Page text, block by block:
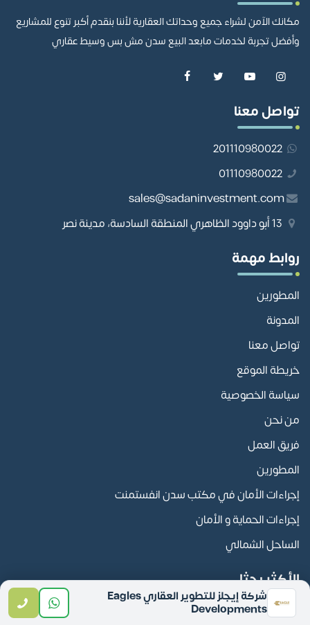
مكانك الآمن لشراء جميع وحداتك العقارية لأننا بنقدم أكبر تنوع للمشاريع
وأفضل تجربة لخدمات مابعد البيع سدن مش بس وسيط عقاري
تواصل معنا
201110980022
01110980022
sales@sadaninvestment.com
روابط مهمة
المطورين
المدونة
تواصل معنا
خريطة الموقع
سياسة الخصوصية
من نحن
فريق العمل
المطورين
إجراءات الأمان في مكتب سدن انفستمنت
إجراءات الحماية و الأمان
الساحل الشمالي
الأكثر بحثا
المدن
شركة إيجلز للتطوير العقاري Eagles
Developments